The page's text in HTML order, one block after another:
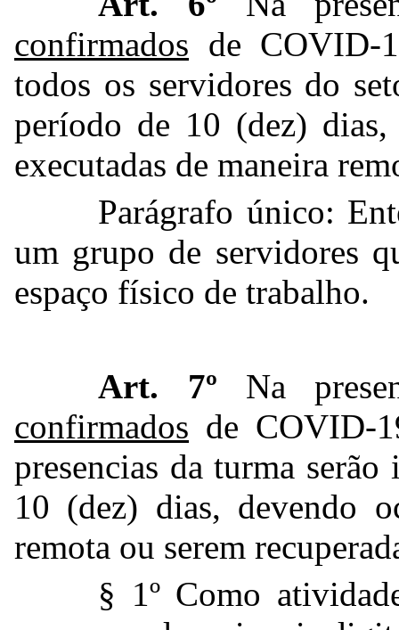
confirmados de COVID-
todos os servidores do
período de 10 (dez) dias,
executadas de maneira
Parágrafo único:
um grupo de servidores
espaço físico de trabalho.
Art. 7º Na
confirmados de COVID-
presencias da turma
10 (dez) dias, devendo
remota ou serem
§ 1º Como